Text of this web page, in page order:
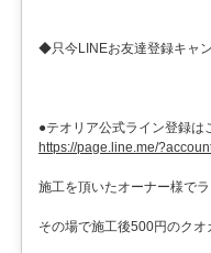
◆只今LINEお友達登録キャ
●テオリア公式ライン登録は
https://page.line.me/
施工を頂いたオーナー様で
その場で施工後500円のク